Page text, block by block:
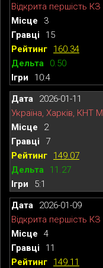
Відкрита першість
3
15
160.34
0.50
10:4
2026-01-11
Україна, Харків, КНТ
2
7
149.07
11.27
5:1
2026-01-09
Відкрита першість
4
11
149.11